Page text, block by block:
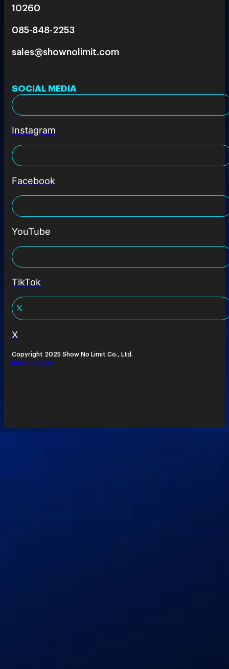
10260
085-848-2253
sales@shownolimit.com
SOCIAL MEDIA
Instagram
Facebook
YouTube
TikTok
X
Copyright 2025 Show No Limit Co., Ltd.
Privacy Policy